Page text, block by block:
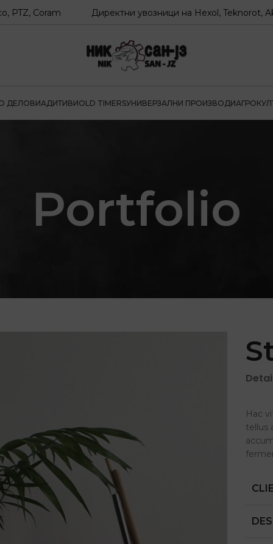
Директни увозници на Hexol, Teknorot, Akron-
ДЕЛОВИАДИТИВИOLD TIMERSУНИВЕРЗАЛНИ ПРОИЗВОДИ
Portfolio
Hac
tellus